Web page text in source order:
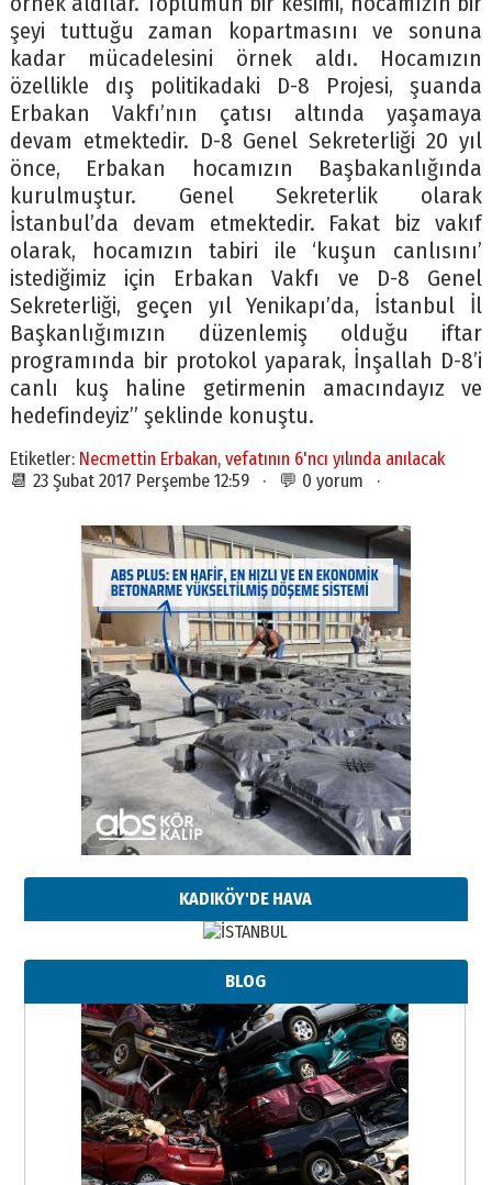
şeyi tuttuğu zaman kopartmasını ve sonuna
kadar mücadelesini örnek aldı. Hocamızın
özellikle dış politikadaki D-8 Projesi, şuanda
Erbakan Vakfı’nın çatısı altında yaşamaya
devam etmektedir. D-8 Genel Sekreterliği 20 yıl
önce, Erbakan hocamızın Başbakanlığında
kurulmuştur. Genel Sekreterlik olarak
İstanbul’da devam etmektedir. Fakat biz vakıf
olarak, hocamızın tabiri ile ‘kuşun canlısını’
istediğimiz için Erbakan Vakfı ve D-8 Genel
Sekreterliği, geçen yıl Yenikapı’da, İstanbul İl
Başkanlığımızın düzenlemiş olduğu iftar
programında bir protokol yaparak, İnşallah D-8’i
canlı kuş haline getirmenin amacındayız ve
hedefindeyiz” şeklinde konuştu.
Etiketler: Necmettin Erbakan, vefatının 6'ncı yılında anılacak
📆 23 Şubat 2017 Perşembe 12:59 · 💬 0 yorum ·
KADIKÖY'DE HAVA
BLOG